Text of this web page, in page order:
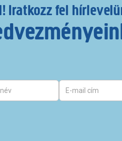
Iratkozz fel